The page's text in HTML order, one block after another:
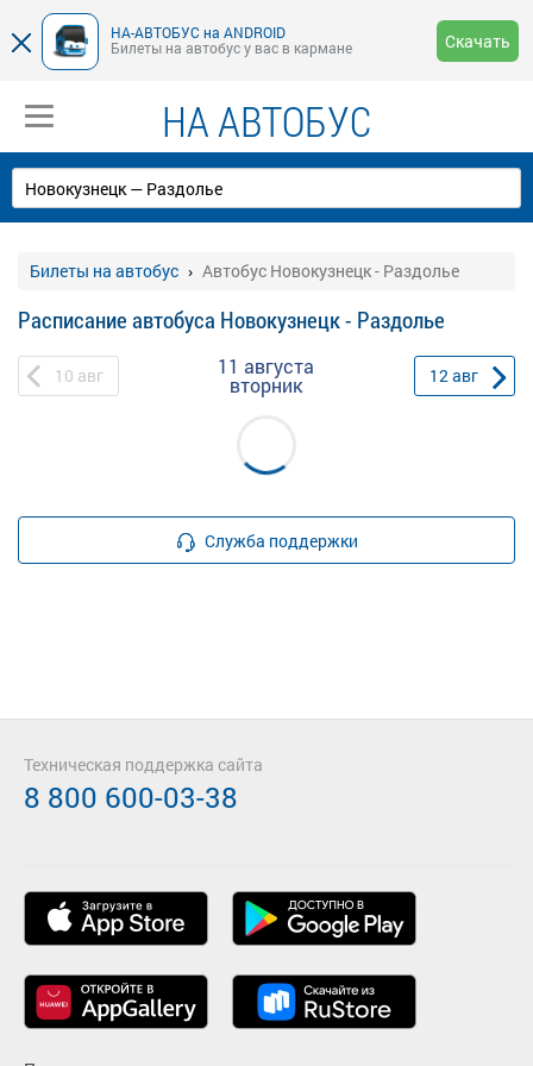
НА-АВТОБУС на ANDROID
Билеты на автобус у вас в кармане
Скачать
НА АВТОБУС
Билеты на автобус Автобус Новокузнецк - Раздолье
Расписание автобуса Новокузнецк - Раздолье
10 авг 11 августа
вторник 12авг
Служба поддержки
Техническая поддержка сайта
8 800 600-03-38